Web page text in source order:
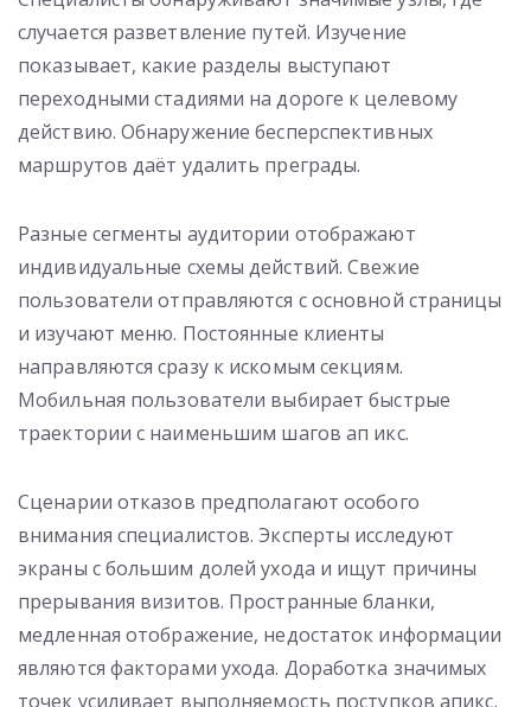
случается разветвление путей. Изучение
показывает, какие разделы выступают
переходными стадиями на дороге к целевому
действию. Обнаружение бесперспективных
маршрутов даёт удалить преграды.
Разные сегменты аудитории отображают
индивидуальные схемы действий. Свежие
пользователи отправляются с основной страницы
и изучают меню. Постоянные клиенты
направляются сразу к искомым секциям.
Мобильная пользователи выбирает быстрые
траектории с наименьшим шагов ап икс.
Сценарии отказов предполагают особого
внимания специалистов. Эксперты исследуют
экраны с большим долей ухода и ищут причины
прерывания визитов. Пространные бланки,
медленная отображение, недостаток информации
являются факторами ухода. Доработка значимых
точек усиливает выполняемость поступков апикс.